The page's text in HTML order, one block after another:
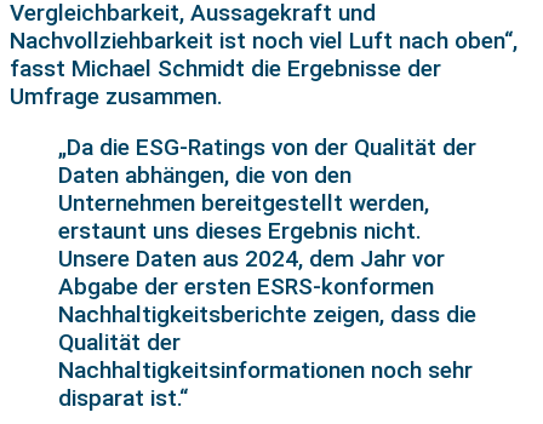
Vergleichbarkeit, Aussagekraft und
Nachvollziehbarkeit ist noch viel Luft nach oben“,
fasst Michael Schmidt die Ergebnisse der
Umfrage zusammen.
„Da die ESG-Ratings von der Qualität der
Daten abhängen, die von den
Unternehmen bereitgestellt werden,
erstaunt uns dieses Ergebnis nicht.
Unsere Daten aus 2024, dem Jahr vor
Abgabe der ersten ESRS-konformen
Nachhaltigkeitsberichte zeigen, dass die
Qualität der
Nachhaltigkeitsinformationen noch sehr
disparat ist.“